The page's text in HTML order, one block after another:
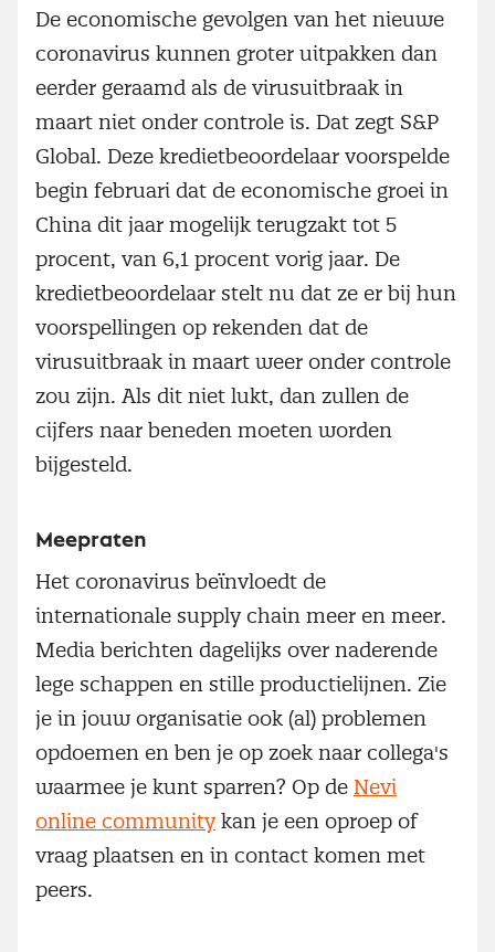
De economische gevolgen van het nieuwe
coronavirus kunnen groter uitpakken dan
eerder geraamd als de virusuitbraak in
maart niet onder controle is. Dat zegt S&P
Global. Deze kredietbeoordelaar voorspelde
begin februari dat de economische groei in
China dit jaar mogelijk terugzakt tot 5
procent, van 6,1 procent vorig jaar. De
kredietbeoordelaar stelt nu dat ze er bij hun
voorspellingen op rekenden dat de
virusuitbraak in maart weer onder controle
zou zijn. Als dit niet lukt, dan zullen de
cijfers naar beneden moeten worden
bijgesteld.
Meepraten
Het coronavirus beïnvloedt de
internationale supply chain meer en meer.
Media berichten dagelijks over naderende
lege schappen en stille productielijnen. Zie
je in jouw organisatie ook (al) problemen
opdoemen en ben je op zoek naar collega's
waarmee je kunt sparren? Op de Nevi
online communitykan je een oproep of
vraag plaatsen en in contact komen met
peers.